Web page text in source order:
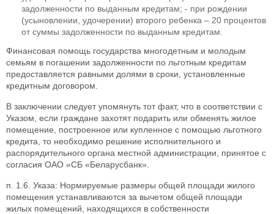
задолженности по выданным кредитам; - при рождении
(усыновлении, удочерении) второго ребенка – 20 процентов
от суммы задолженности по выданным кредитам.
Финансовая помощь государства многодетным и молодым
семьям в погашении задолженности по льготным кредитам
предоставляется равными долями в сроки, установленные
кредитным договором.
В заключении следует упомянуть тот факт, что в соответствии с
Указом, если граждане захотят подарить или обменять жилое
помещение, построенное или купленное с помощью льготного
кредита, то необходимо решение исполнительного и
распорядительного органа местной администрации, принятое с
согласия ОАО «СБ «Беларусбанк».
п. 1.6. Указа: Нормируемые размеры общей площади жилого
помещения устанавливаются за вычетом общей площади
жилых помещений, находящихся в собственности